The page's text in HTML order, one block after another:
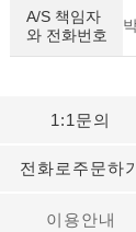
A/S 책임자
와 전화번호
1:1문의
전화로주문하
이용안내